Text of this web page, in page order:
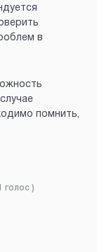
в
помнить,
голос )